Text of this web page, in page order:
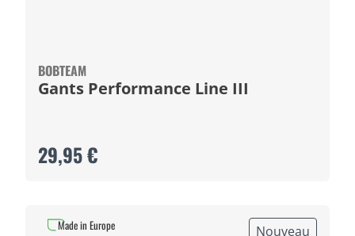
BOBTEAM
Gants Performance Line III
29,95 €
Nouveau
Made in Europe